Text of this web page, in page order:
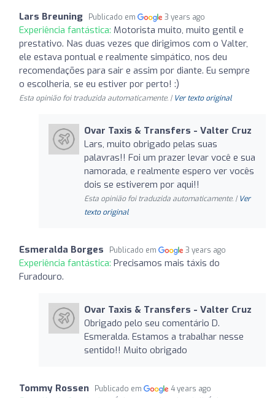
Lars Breuning Publicado em 3 years ago
Experiência fantástica: Motorista muito, muito gentil e
prestativo. Nas duas vezes que dirigimos com o Valter,
ele estava pontual e realmente simpático, nos deu
recomendações para sair e assim por diante. Eu sempre
o escolheria, se eu estiver por perto! :)
Esta opinião foi traduzida automaticamente. | Ver texto original
Ovar Taxis & Transfers - Valter Cruz
Lars, muito obrigado pelas suas
palavras!! Foi um prazer levar você e sua
namorada, e realmente espero ver vocês
dois se estiverem por aqui!!
Esta opinião foi traduzida automaticamente. | Ver
texto original
Esmeralda Borges Publicado em 3 years ago
Experiência fantástica: Precisamos mais táxis do
Furadouro.
Ovar Taxis & Transfers - Valter Cruz
Obrigado pelo seu comentário D.
Esmeralda. Estamos a trabalhar nesse
sentido!! Muito obrigado
Tommy Rossen Publicado em 4 years ago